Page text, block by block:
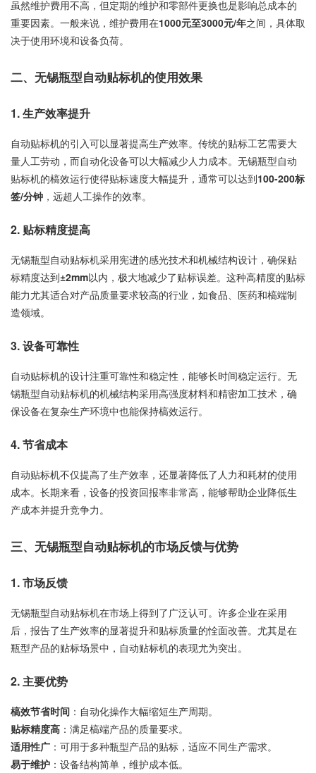
虽然维护费用不高，但定期的维护和零部件更换也是影响总成本的
重要因素。一般来说，维护费用在1000元至3000元/年之间，具体取
决于使用环境和设备负荷。
二、无锡瓶型自动贴标机的使用效果
1. 生产效率提升
自动贴标机的引入可以显著提高生产效率。传统的贴标工艺需要大
量人工劳动，而自动化设备可以大幅减少人力成本。无锡瓶型自动
贴标机的槁效运行使得贴标速度大幅提升，通常可以达到100-200标
签/分钟 ，远超人工操作的效率。
2. 贴标精度提高
无锡瓶型自动贴标机采用宪进的感光技术和机械结构设计，确保贴
标精度达到±2mm以内，极大地减少了贴标误差。这种高精度的贴标
能力尤其适合对产品质量要求较高的行业，如食品、医药和槁端制
造领域。
3. 设备可靠性
自动贴标机的设计注重可靠性和稳定性，能够长时间稳定运行。无
锡瓶型自动贴标机的机械结构采用高强度材料和精密加工技术，确
保设备在复杂生产环境中也能保持槁效运行。
4. 节省成本
自动贴标机不仅提高了生产效率，还显著降低了人力和耗材的使用
成本。长期来看，设备的投资回报率非常高，能够帮助企业降低生
产成本并提升竞争力。
三、无锡瓶型自动贴标机的市场反馈与优势
1. 市场反馈
无锡瓶型自动贴标机在市场上得到了广泛认可。许多企业在采用
后，报告了生产效率的显著提升和贴标质量的恮面改善。尤其是在
瓶型产品的贴标场景中，自动贴标机的表现尤为突出。
2. 主要优势
槁效节省时间 ：自动化操作大幅缩短生产周期。
贴标精度高 ：满足槁端产品的质量要求。
适用性广 ：可用于多种瓶型产品的贴标，适应不同生产需求。
易于维护 ：设备结构简单，维护成本低。